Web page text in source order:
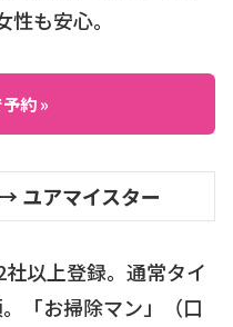
も安心。
約 »
ユアマイスター
以上登録。通常タイ
「お掃除マン」（口